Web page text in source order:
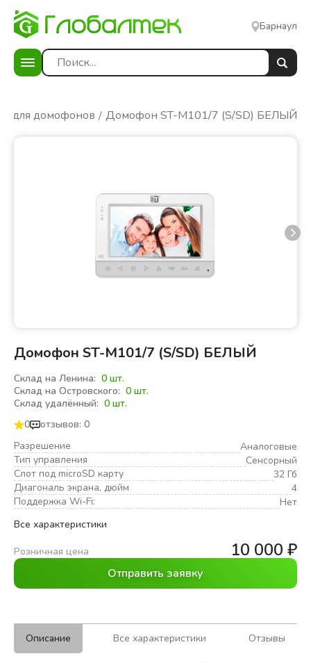
Барнаул
для домофонов Домофон ST-M101/7 (S/SD) БЕЛЫЙ
Домофон ST-M101/7 (S/SD) БЕЛЫЙ
Склад на Ленина: 0 шт.
Склад на Островского: 0 шт.
Склад удалённый: 0 шт.
0
отзывов: 0
Разрешение
Аналоговые
Тип управления
Сенсорный
Слот под microSD карту
32 Гб
Диагональ экрана, дюйм
4
Поддержка Wi-Fi:
Нет
Все характеристики
Розничная цена 10 000 ₽
Отправить заявку
Описание Все характеристики Отзывы